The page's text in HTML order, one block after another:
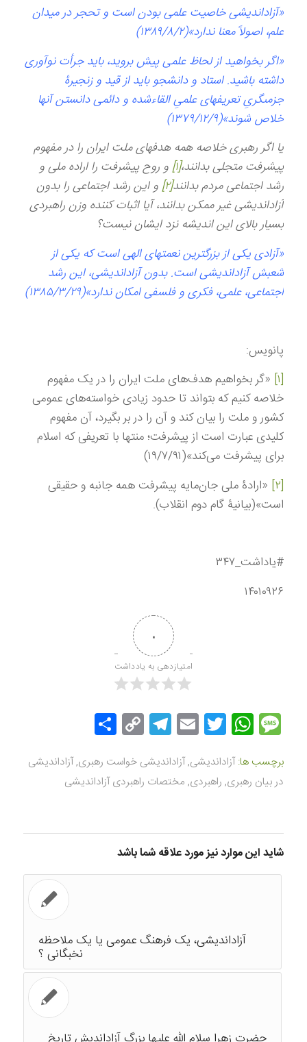
«آزاداندیشی خاصیت علمی بودن است و تحجر در میدان
علم، اصولاً معنا ندارد»(۱۳۸۹/۸/۲)
«اگر بخواهيد از لحاظ علمى پيش برويد، بايد جرأت نوآورى
داشته باشيد. استاد و دانشجو بايد از قيد و زنجيرۀ
جزمى‏گرىِ‏ تعريفهاى علمىِ القاءشده و دائمى دانستن آن‏ها
خلاص شوند»(۱۳۷۹/۱۲/۹)
یا اگر رهبری خلاصه همه هدفهای ملت ایران را در مفهوم
پیشرفت متجلی بدانند،[۱] و روح پیشرفت را اراده ملی و
رشد اجتماعی مردم بدانند[۲] و این رشد اجتماعی را بدون
آزاداندیشی غیر ممکن بدانند، آیا اثبات کننده وزن راهبردی
بسیار بالای این اندیشه نزد ایشان نیست؟
«آزادی یکی از بزرگترین نعمتهای الهی است که یکی از
شعبش آزاداندیشی است. بدون آزاداندیشی، این رشد
اجتماعی، علمی، فکری و فلسفی امکان ندارد»(۱۳۸۵/۳/۲۹)
پانویس:
[۱] «گر بخواهیم هدف‌های ملت ایران را در یک مفهوم
خلاصه کنیم که بتواند تا حدود زیادی خواسته‌های عمومی
کشور و ملت را بیان کند و آن را در بر بگیرد، آن مفهوم
کلیدی عبارت است از پیشرفت؛ منتها با تعریفی که اسلام
برای پیشرفت می‌کند»(۱۹/۷/۹۱)
[۲]
«ارادۀ ملی جان‌مایه پیشرفت همه جانبه و حقیقی
است»(بیانیۀ گام دوم انقلاب).
#یاداشت_۳۴۷
۱۴۰۱۰۹۲۶
۰
امتیازدهی به یادداشت
Message
WhatsApp
Twitter
Email
Telegram
Copy
Link
اشتراک
گذاری برچسب ها: آزاداندیشی,آزاداندیشی خواست رهبری,آزاداندیشی
در بیان رهبری, راهبردی, مختصات راهبردی آزاداندیشی
شاید این موارد نیز مورد علاقه شما باشد
آزاداندیشی، یک فرهنگ عمومی یا یک ملاحظه
نخبگانی ؟